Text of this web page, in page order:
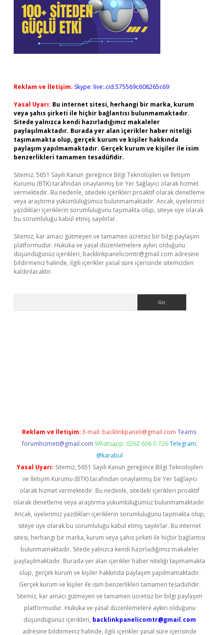
Reklam ve İletişim: Skype: live:.cid.575569c608265c69
Yasal Uyarı: Bu internet sitesi, herhangi bir marka, kurum
veya şahıs şirketi ile hiçbir bağlantısı bulunmamaktadır.
Sitede yalnızca kendi hazırladığımız makaleler
paylaşılmaktadır. Burada yer alan içerikler haber niteliği
taşımamakta olup, gerçek kurum ve kişiler hakkında
paylaşım yapılmamaktadır. Gerçek kurum ve kişiler ile isim
benzerlikleri tamamen tesadüfidir.
Sitemiz, 5651 Sayılı Kanun gereğince Bilgi Teknolojileri ve İletişim
Kurumu (BTK) tarafından onaylanmış bir Yer Sağlayıcı olarak hizmet
vermektedir. Bu nedenle, sitedeki içerikleri proaktif olarak denetleme
veya araştırma yükümlülüğümüz bulunmamaktadır. Ancak, üyelerimiz
yazdıkları içeriklerin sorumluluğunu taşımakta olup, siteye üye olarak
bu sorumluluğu kabul etmiş sayılırlar.
Sitemiz, kar amacı gütmeyen ve tamamen ücretsiz bir bilgi paylaşım
platformudur. Hukuka ve yasal düzenlemelere aykırı olduğunu
düşündüğünüz içerikleri, backlinkpanelicomtr@gmail.com adresine
bildirmeniz halinde, ilgili içerikler yasal süre içerisinde sitemizden
kaldırılacaktır.
Reklam ve İletişim: E-mail: backlinkpaneli@gmail.com Teams:
forumhizmeti@gmail.com Whatsapp: 0262 606 0 726 Telegram:
@karabul
Yasal Uyarı: Sitemiz, 5651 Sayılı Kanun gereğince Bilgi Teknolojileri
ve İletişim Kurumu (BTK) tarafından onaylanmış bir Yer Sağlayıcı
olarak hizmet vermektedir. Bu nedenle, sitedeki içerikleri proaktif
olarak denetleme veya araştırma yükümlülüğümüz bulunmamaktadır.
Ancak, üyelerimiz yazdıkları içeriklerin sorumluluğunu taşımakta olup,
siteye üye olarak bu sorumluluğu kabul etmiş sayılırlar. Bu internet
sitesi, herhangi bir marka, kurum veya şahıs şirketi ile hiçbir bağlantısı
bulunmamaktadır. Sitede yalnızca kendi hazırladığımız makaleler
paylaşılmaktadır. Burada yer alan içerikler haber niteliği taşımamakta
olup, gerçek kurum ve kişiler hakkında paylaşım yapılmamaktadır.
Gerçek kurum ve kişiler ile isim benzerlikleri tamamen tesadüfidir.
Sitemiz, kar amacı gütmeyen ve tamamen ücretsiz bir bilgi paylaşım
platformudur. Hukuka ve yasal düzenlemelere aykırı olduğunu
düşündüğünüz içerikleri, backlinkpanelicomtr@gmail.com
adresine bildirmeniz halinde, ilgili içerikler yasal süre içerisinde